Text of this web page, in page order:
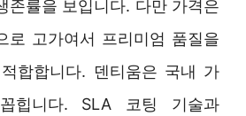
존률을 보입니다. 다만 가격은
로 고가여서 프리미엄 품질을
합합니다. 덴티움은 국내 가
힙니다. SLA 코팅 기술과